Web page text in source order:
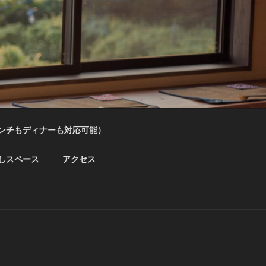
もディナーも対応可能）
スペース アクセス